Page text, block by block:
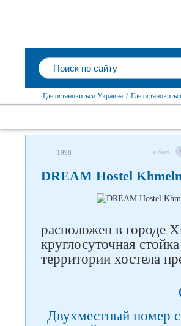
Где остановиться Украина / Где
1998 я был
DREAM Hostel
расположен в городе
круглосуточная
территории хостела
Двухместный номер